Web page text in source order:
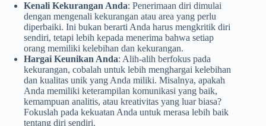
Kenali Kekurangan Anda: Penerimaan diri dimulai
dengan mengenali kekurangan atau area yang perlu
diperbaiki. Ini bukan berarti Anda harus mengkritik diri
sendiri, tetapi lebih kepada menerima bahwa setiap
orang memiliki kelebihan dan kekurangan.
Hargai Keunikan Anda: Alih-alih berfokus pada
kekurangan, cobalah untuk lebih menghargai kelebihan
dan kualitas unik yang Anda miliki. Misalnya, apakah
Anda memiliki keterampilan komunikasi yang baik,
kemampuan analitis, atau kreativitas yang luar biasa?
Fokuslah pada kekuatan Anda untuk merasa lebih baik
tentang diri sendiri.